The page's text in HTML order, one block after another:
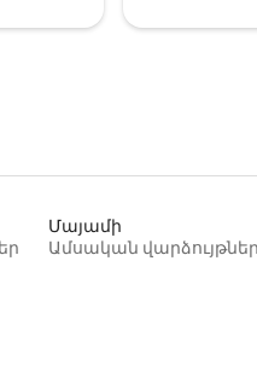
Մայամի
Ամսական վարձույթներ